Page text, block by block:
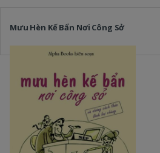
Mưu Hèn Kế Bẩn Nơi Công Sở